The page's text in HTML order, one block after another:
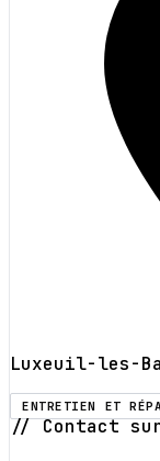
Luxeuil-les-
ENTRETIEN ET
// Contact sur